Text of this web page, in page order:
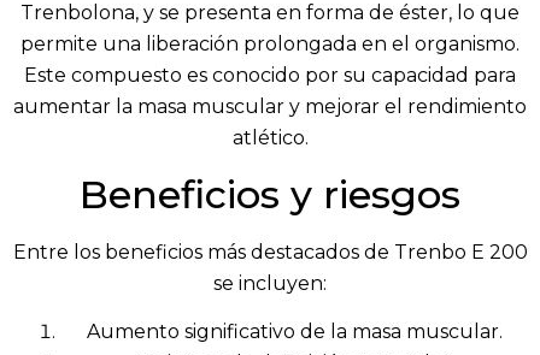
Trenbolona, y se presenta en forma de éster, lo que
permite una liberación prolongada en el organismo.
Este compuesto es conocido por su capacidad para
aumentar la masa muscular y mejorar el rendimiento
atlético.
Beneficios y riesgos
Entre los beneficios más destacados de Trenbo E 200
se incluyen:
Aumento significativo de la masa muscular.